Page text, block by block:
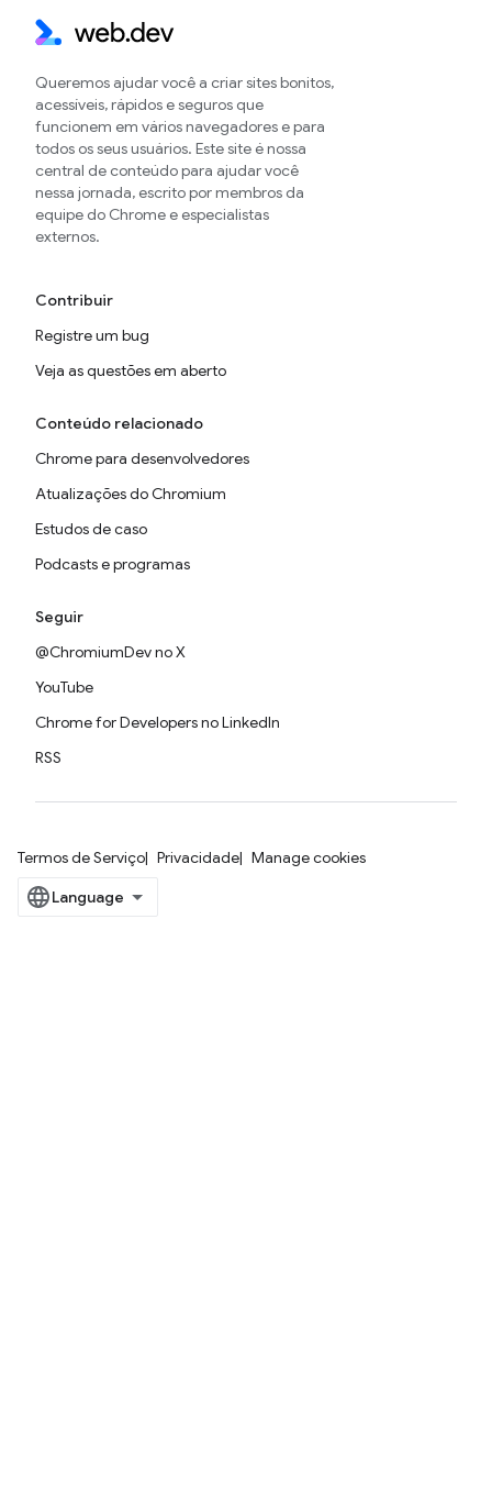
Queremos ajudar você a criar sites bonitos,
acessíveis, rápidos e seguros que
funcionem em vários navegadores e para
todos os seus usuários. Este site é nossa
central de conteúdo para ajudar você
nessa jornada, escrito por membros da
equipe do Chrome e especialistas
externos.
Contribuir
Registre um bug
Veja as questões em aberto
Conteúdo relacionado
Chrome para desenvolvedores
Atualizações do Chromium
Estudos de caso
Podcasts e programas
Seguir
@ChromiumDev no X
YouTube
Chrome for Developers no LinkedIn
RSS
Termos de Serviço Privacidade Manage cookies